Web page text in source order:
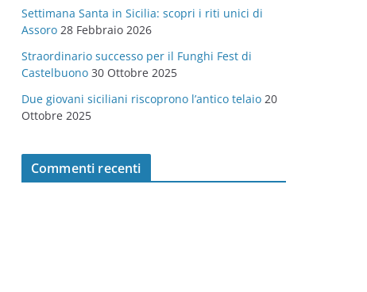
Settimana Santa in Sicilia: scopri i riti unici di
Assoro 28 Febbraio 2026
Straordinario successo per il Funghi Fest di
Castelbuono 30 Ottobre 2025
Due giovani siciliani riscoprono l’antico telaio 20
Ottobre 2025
Commenti recenti